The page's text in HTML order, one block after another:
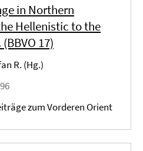
in Northern
Hellenistic to the
17)
R. (Hg.)
zum Vorderen Orient